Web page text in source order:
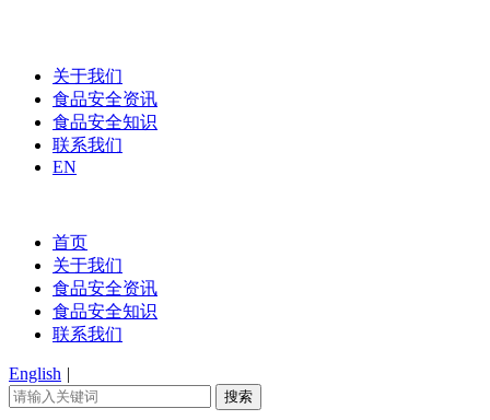
关于我们
食品安全资讯
食品安全知识
联系我们
EN
首页
关于我们
食品安全资讯
食品安全知识
联系我们
English |